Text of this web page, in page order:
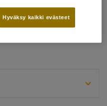
Hyväksy kaikki evästeet